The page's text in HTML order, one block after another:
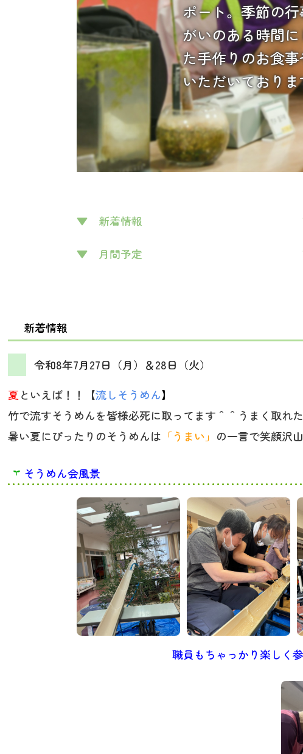
ポート。季節の
がいのある時間
た手作りのお食
いただいており
▼ 新着情報
▼ 月間予定
新着情報
令和8年7月27日（月）＆28日（火）
夏といえば！！【流しそうめん】
竹で流すそうめんを皆様必死に取ってます＾＾うまく取れ
暑い夏にぴったりのそうめんは 「うまい」 の一言で笑顔沢
そうめん会風景
職員もちゃっかり楽しく